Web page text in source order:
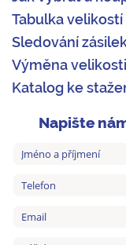
Tabulka
Sledování
Výměna
Katalog ke
Napište